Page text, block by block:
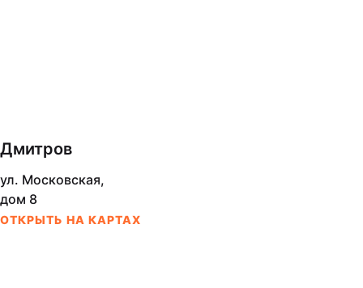
Дмитров
ул. Московская,
дом 8
ОТКРЫТЬ НА КАРТАХ